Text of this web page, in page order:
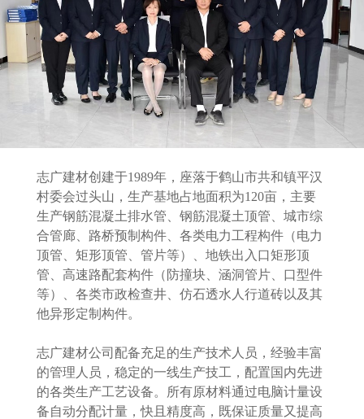
志广建材创建于1989年，座落于鹤山市共和镇平汉
村委会过头山，生产基地占地面积为120亩，主要
生产钢筋混凝土排水管、钢筋混凝土顶管、城市综
合管廊、路桥预制构件、各类电力工程构件（电力
顶管、矩形顶管、管片等）、地铁出入口矩形顶
管、高速路配套构件（防撞块、涵洞管片、口型件
等）、各类市政检查井、仿石透水人行道砖以及其
他异形定制构件。
志广建材公司配备充足的生产技术人员，经验丰富
的管理人员，稳定的一线生产技工，配置国内先进
的各类生产工艺设备。所有原材料通过电脑计量设
备自动分配计量，快且精度高，既保证质量又提高